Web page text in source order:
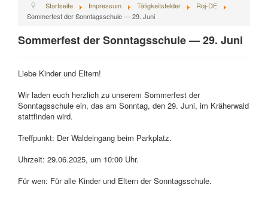
Startseite Impressum Tätigkeitsfelder
Roj-DE
Sommerfest der Sonntagsschule — 29. Juni
Sommerfest der Sonntagsschule — 29. Juni
Liebe Kinder und Eltern!
Wir laden euch herzlich zu unserem Sommerfest der
Sonntagsschule ein, das am Sonntag, den 29. Juni, im Kräherwald
stattfinden wird.
Treffpunkt: Der Waldeingang beim Parkplatz.
Uhrzeit: 29.06.2025, um 10:00 Uhr.
Für wen: Für alle Kinder und Eltern der Sonntagsschule.